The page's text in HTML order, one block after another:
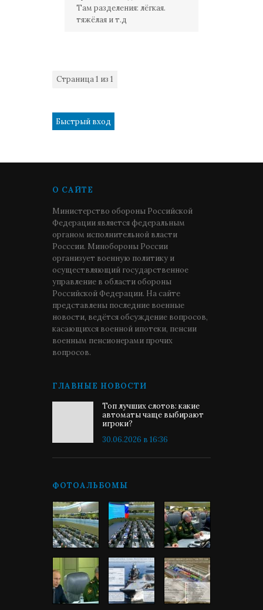
Там разделения: лёгкая.
тяжёлая и т.д
Страница1 из 1
О САЙТЕ
Министерство обороны Российской
Федерации является федеральным
органом исполнительной власти
Росссии. Минобороны России
организует военную политику и
осуществляющий государственное
управление в области обороны
Российской Федерации. На сайте
представлены последние военные
новости, ведётся обсуждение вопросов,
касающихся военной ипотеки, пенсии
военным пенсионерами прочих
вопросов.
ГЛАВНЫЕ НОВОСТИ
Топ лучших слотов: какие
автоматы чаще выбирают
игроки?
30.06.2026 в 16:36
ФОТОАЛЬБОМЫ